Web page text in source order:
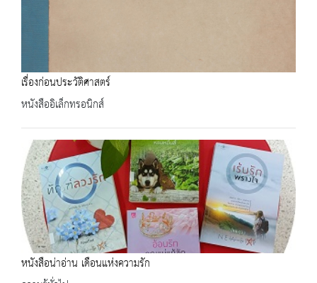
เรื่องก่อนประวัติศาสตร์
หนังสืออิเล็กทรอนิกส์
หนังสือน่าอ่าน เดือนแห่งความรัก